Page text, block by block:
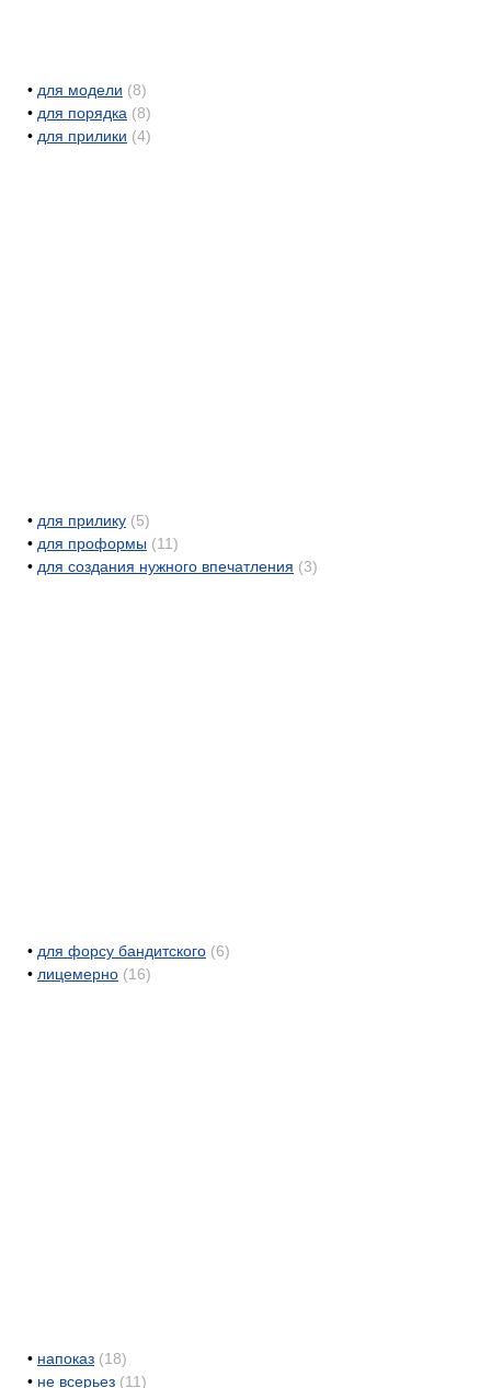
• для модели (8)
• для порядка (8)
• для прилики (4)
• для прилику (5)
• для проформы (11)
• для создания нужного впечатления (3)
• для форсу бандитского (6)
• лицемерно (16)
• напоказ (18)
• не всерьез (11)